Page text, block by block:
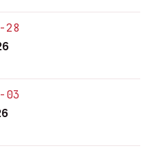
28
03